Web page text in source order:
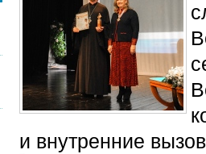
и внутренние